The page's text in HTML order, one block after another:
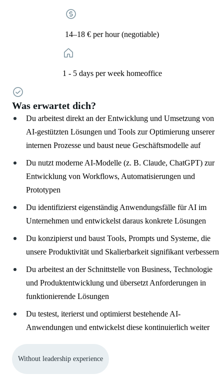
14–18 € per hour (negotiable)
1 - 5 days per week homeoffice
Was erwartet dich?
Du arbeitest direkt an der Entwicklung und Umsetzung von
AI-gestützten Lösungen und Tools zur Optimierung unserer
internen Prozesse und baust neue Geschäftsmodelle auf
Du nutzt moderne AI-Modelle (z. B. Claude, ChatGPT) zur
Entwicklung von Workflows, Automatisierungen und
Prototypen
Du identifizierst eigenständig Anwendungsfälle für AI im
Unternehmen und entwickelst daraus konkrete Lösungen
Du konzipierst und baust Tools, Prompts und Systeme, die
unsere Produktivität und Skalierbarkeit signifikant verbessern
Du arbeitest an der Schnittstelle von Business, Technologie
und Produktentwicklung und übersetzt Anforderungen in
funktionierende Lösungen
Du testest, iterierst und optimierst bestehende AI-
Anwendungen und entwickelst diese kontinuierlich weiter
Without leadership experience